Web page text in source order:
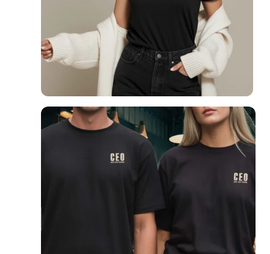
Unisex T-särk kohvisõbrale – CEO – Coffee Every Occasion
24,90
Vali
Sellel
tootel